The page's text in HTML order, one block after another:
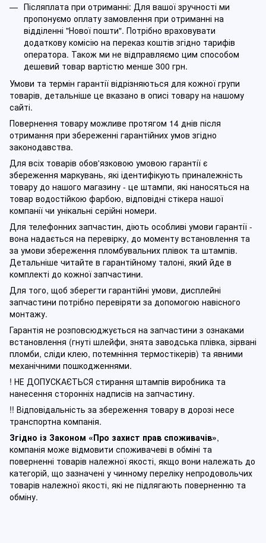
Післяплата при отриманні: Для вашої зручності ми
пропонуємо оплату замовлення при отриманні на
відділенні "Нової пошти". Потрібно враховувати
додаткову комісію на переказ коштів згідно тарифів
оператора. Також ми не відправляємо цим способом
дешевий товар вартістю менше 300 грн.
Умови та термін гарантії відрізняються для кожної групи
товарів, детальніше це вказано в описі товару на нашому
сайті.
Повернення товару можливе протягом 14 днів після
отримання при збереженні гарантійних умов згідно
законодавства.
Для всіх товарів обов'язковою умовою гарантії є
збереження маркувань, які ідентифікують приналежність
товару до нашого магазину - це штампи, які наносяться на
товар водостійкою фарбою, відповідні стікера нашої
компанії чи унікальні серійні номери.
Для телефонних запчастин, діють особливі умови гарантії -
вона надається на перевірку, до моменту встановлення та
за умови збереження пломбувальних плівок та штампів.
Детальніше читайте в гарантійному талоні, який йде в
комплекті до кожної запчастини.
Для того, щоб зберегти гарантійні умови, дисплейні
запчастини потрібно перевіряти за допомогою навісного
монтажу.
Гарантія не розповсюджується на запчастини з ознаками
встановлення (гнуті шлейфи, знята заводська плівка, зірвані
пломби, сліди клею, потемніння термостікерів) та явними
механічними пошкодженнями.
! НЕ ДОПУСКАЄТЬСЯ стирання штампів виробника та
нанесення сторонніх надписів на запчастину.
!! Відповідальність за збереження товару в дорозі несе
транспортна компанія.
Згідно із Законом «Про захист прав споживачів»,
компанія може відмовити споживачеві в обміні та
поверненні товарів належної якості, якщо вони належать до
категорій, що зазначені у чинному переліку непродовольчих
товарів належної якості, які не підлягають поверненню та
обміну.